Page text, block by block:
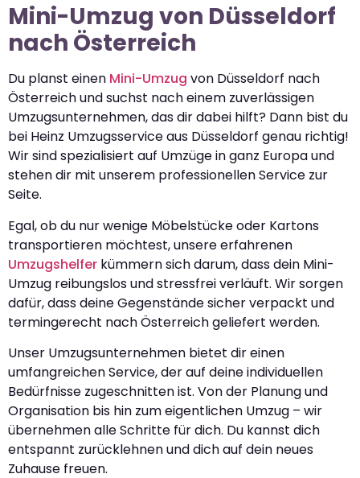
Mini-Umzug von Düsseldorf
nach Österreich
Du planst einen Mini-Umzug von Düsseldorf nach
Österreich und suchst nach einem zuverlässigen
Umzugsunternehmen, das dir dabei hilft? Dann bist du
bei Heinz Umzugsservice aus Düsseldorf genau richtig!
Wir sind spezialisiert auf Umzüge in ganz Europa und
stehen dir mit unserem professionellen Service zur
Seite.
Egal, ob du nur wenige Möbelstücke oder Kartons
transportieren möchtest, unsere erfahrenen
Umzugshelfer kümmern sich darum, dass dein Mini-
Umzug reibungslos und stressfrei verläuft. Wir sorgen
dafür, dass deine Gegenstände sicher verpackt und
termingerecht nach Österreich geliefert werden.
Unser Umzugsunternehmen bietet dir einen
umfangreichen Service, der auf deine individuellen
Bedürfnisse zugeschnitten ist. Von der Planung und
Organisation bis hin zum eigentlichen Umzug – wir
übernehmen alle Schritte für dich. Du kannst dich
entspannt zurücklehnen und dich auf dein neues
Zuhause freuen.